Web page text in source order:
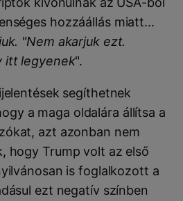
hozzáállás miatt...
"Nem akarjuk ezt.
itt legyenek".
segíthetnek
a maga oldalára állítsa a
azt azonban nem
hogy Trump volt az első
is foglalkozott a
ezt negatív színben